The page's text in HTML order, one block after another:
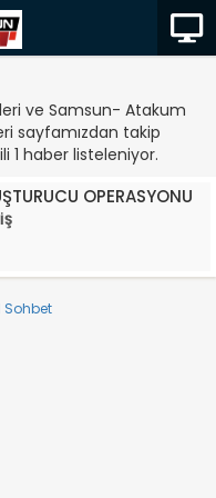
ve Samsun- Atakum
sayfamızdan takip
1 haber listeleniyor.
OPERASYONU
Sohbet